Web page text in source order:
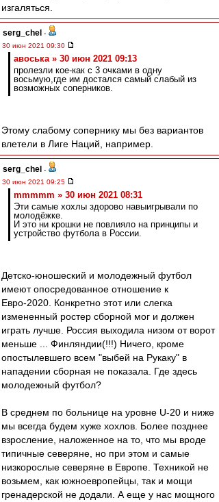
изгаляться.
serg_chel -
30 июн 2021 09:30
авоська » 30 июн 2021 09:13
пролезли кое-как с 3 очками в одну
восьмую,где им достался самый слабый из
возможных соперников.
Этому слабому сопернику мы без вариантов
влетели в Лиге Наций, например.
serg_chel -
30 июн 2021 09:25
mmmmm » 30 июн 2021 08:31
Эти самые хохлы здорово навыигрывали по
молодёжке.
И это ни крошки не повлияло на принципы и
устройство футбола в России.
Детско-юношеский и молодежный футбол
имеют опосредованное отношение к
Евро-2020. Конкретно этот или слегка
измененный ростер сборной мог и должен
играть лучше. Россия выходила низом от ворот
меньше ... Финляндии(!!!) Ничего, кроме
опостылевшего всем "выбей на Рукаку" в
нападении сборная не показала. Где здесь
молодежный футбол?
В среднем по больнице на уровне U-20 и ниже
мы всегда будем хуже хохлов. Более позднее
взросление, наложенное на то, что мы вроде
типичные северяне, но при этом и самые
низкорослые северяне в Европе. Техникой не
возьмем, как южноевропейцы, так и мощи
гренадерской не додали. А еще у нас мощного